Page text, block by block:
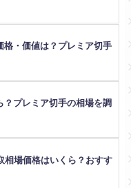
格・価値は？プレミア切手
？プレミア切手の相場を調
相場価格はいくら？おすす